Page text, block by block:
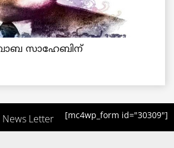
സാഹേബിന്
Letter [mc4wp_form id="30309"]